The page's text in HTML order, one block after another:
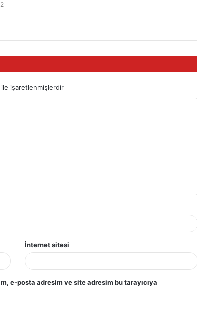
ile işaretlenmişlerdir
İnternet sitesi
e-posta adresim ve site adresim bu tarayıcıya